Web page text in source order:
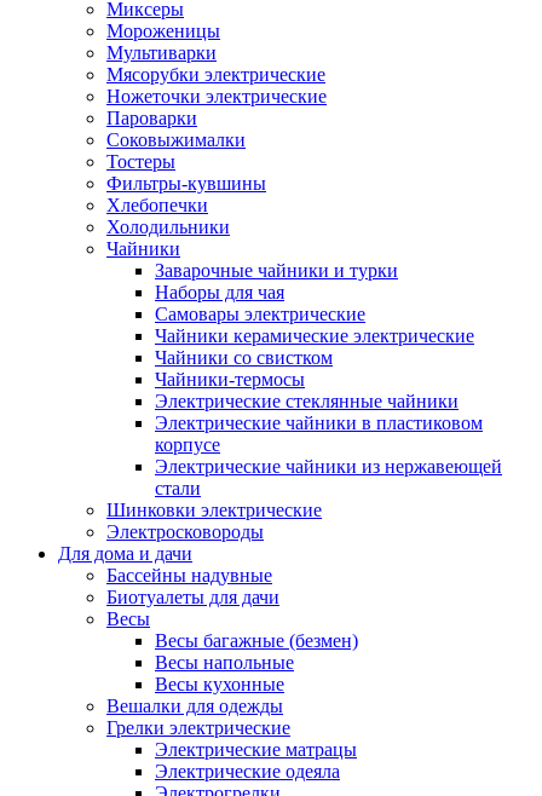
Миксеры
Мороженицы
Мультиварки
Мясорубки электрические
Ножеточки электрические
Пароварки
Соковыжималки
Тостеры
Фильтры-кувшины
Хлебопечки
Холодильники
Чайники
Заварочные чайники и турки
Наборы для чая
Самовары электрические
Чайники керамические электрические
Чайники со свистком
Чайники-термосы
Электрические стеклянные чайники
Электрические чайники в пластиковом
корпусе
Электрические чайники из нержавеющей
стали
Шинковки электрические
Электросковороды
Для дома и дачи
Бассейны надувные
Биотуалеты для дачи
Весы
Весы багажные (безмен)
Весы напольные
Весы кухонные
Вешалки для одежды
Грелки электрические
Электрические матрацы
Электрические одеяла